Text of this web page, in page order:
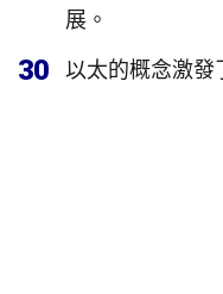
展。
30 以太的概念激發